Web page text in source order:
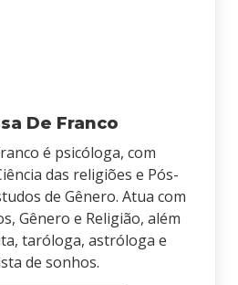
De Franco
é psicóloga, com
das religiões e Pós-
de Gênero. Atua com
Gênero e Religião, além
taróloga, astróloga e
de sonhos.